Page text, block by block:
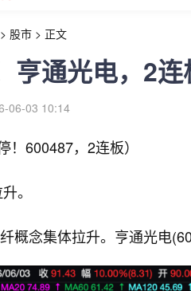
> 股市 > 正文
亨通光电，2
06-03 10:14
！600487，2连板）
。
概念集体拉升。亨通光电